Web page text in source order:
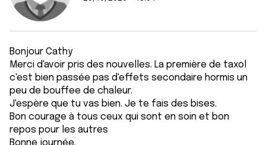
Bonjour Cathy
Merci d'avoir pris des nouvelles. La première de taxol
c'est bien passée pas d'effets secondaire hormis un
peu de bouffee de chaleur.
J'espère que tu vas bien. Je te fais des bises.
Bon courage à tous ceux qui sont en soin et bon
repos pour les autres
Bonne journée.